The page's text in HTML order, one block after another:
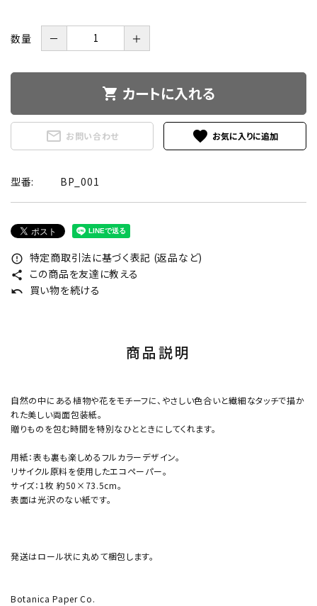
数量 － ＋
shopping_cart カートに入れる
mail_outline お問い合わせ favorite
型番: BP_001
error_outline 特定商取引法に基づく表記 (返品など)
share この商品を友達に教える
undo 買い物を続ける
商品説明
自然の中にある植物や花をモチーフに、やさしい色合いと繊細なタッチで描か
れた美しい両面包装紙。
贈りものを包む時間を特別なひとときにしてくれます。
用紙：表も裏も楽しめるフルカラーデザイン。
リサイクル原料を使用したエコペーパー。
サイズ：1枚 約50×73.5cm。
表面は光沢のない紙です。
発送はロール状に丸めて梱包します。
Botanica Paper Co.